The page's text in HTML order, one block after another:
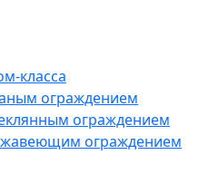
класса
ограждением
ограждением
ограждением